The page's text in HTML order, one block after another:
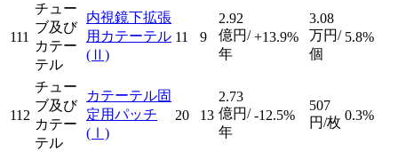
111
チュー
ブ及び
カテー
テル
内視鏡下拡張
用カテーテル
(Ⅱ)
11 9
2.92
億円/
年
+13.9%
3.08
万円/
個
5.8%
112
チュー
ブ及び
カテー
テル
カテーテル固
定用パッチ
(Ⅰ)
20 13
2.73
億円/
年
-12.5%
507
円/枚 0.3%